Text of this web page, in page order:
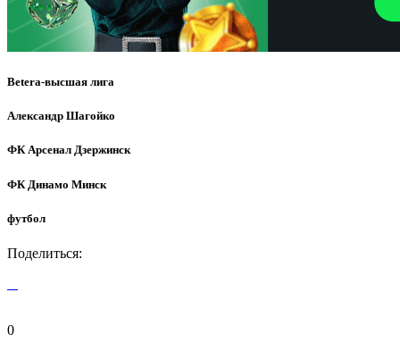
Betera-высшая лига
Александр Шагойко
ФК Арсенал Дзержинск
ФК Динамо Минск
футбол
Поделиться:
0